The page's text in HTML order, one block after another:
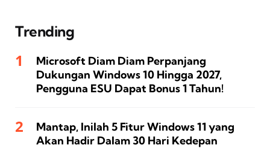
Trending
Microsoft Diam Diam Perpanjang
Dukungan Windows 10 Hingga 2027,
Pengguna ESU Dapat Bonus 1 Tahun!
Mantap, Inilah 5 Fitur Windows 11 yang
Akan Hadir Dalam 30 Hari Kedepan